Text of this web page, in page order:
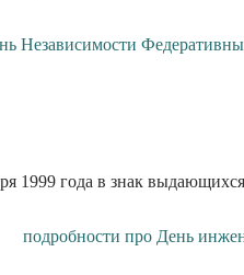
Независимости
1999 года в знак выдающихся
подробности про День